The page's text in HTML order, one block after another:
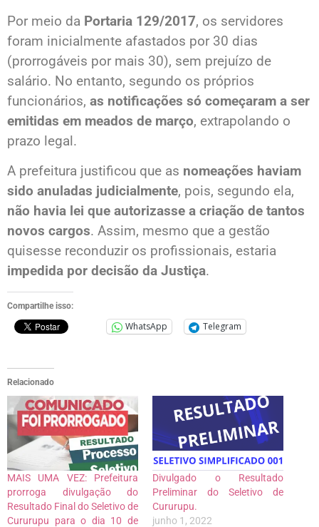
Por meio da Portaria 129/2017, os servidores
foram inicialmente afastados por 30 dias
(prorrogáveis por mais 30), sem prejuízo de
salário. No entanto, segundo os próprios
funcionários, as notificações só começaram a ser
emitidas em meados de março, extrapolando o
prazo legal.
A prefeitura justificou que as nomeações haviam
sido anuladas judicialmente, pois, segundo ela,
não havia lei que autorizasse a criação de tantos
novos cargos. Assim, mesmo que a gestão
quisesse reconduzir os profissionais, estaria
impedida por decisão da Justiça.
Compartilhe isso:
WhatsApp Telegram
Relacionado
MAIS UMA VEZ: Prefeitura
prorroga divulgação do
Resultado Final do Seletivo de
Cururupu para o dia 10 de
Divulgado o Resultado
Preliminar do Seletivo de
Cururupu.
junho 1, 2022